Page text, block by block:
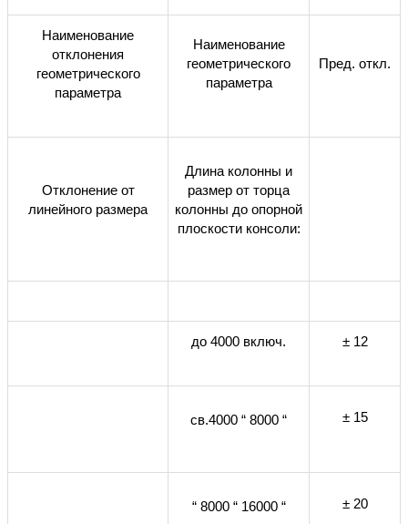
Наименование
отклонения
геометрического
параметра
Наименование
геометрического
параметра
Пред. откл.
Отклонение от
линейного размера
Длина колонны и
размер от торца
колонны до опорной
плоскости консоли:
до 4000 включ. ± 12
св.4000 “ 8000 “ ± 15
“ 8000 “ 16000 “ ± 20